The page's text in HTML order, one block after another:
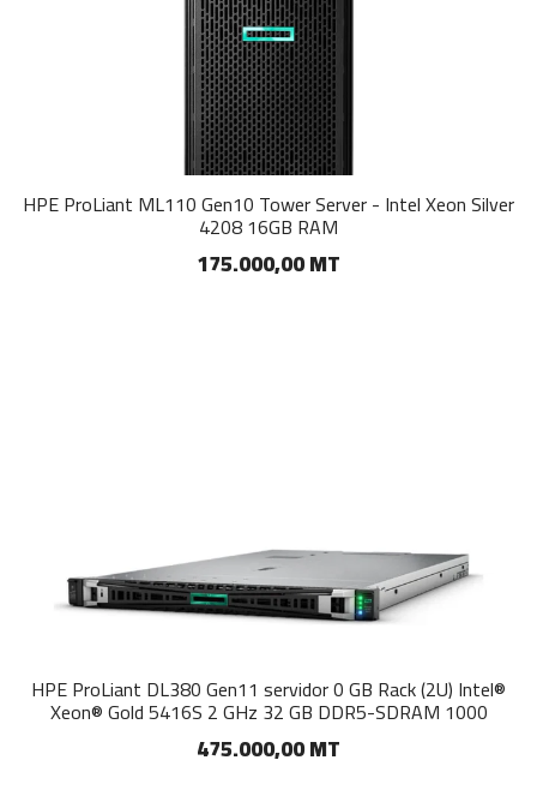
HPE ProLiant ML110 Gen10 Tower Server - Intel Xeon Silver
4208 16GB RAM
175.000,00 MT
HPE ProLiant DL380 Gen11 servidor 0 GB Rack (2U) Intel®
Xeon® Gold 5416S 2 GHz 32 GB DDR5-SDRAM 1000
475.000,00 MT